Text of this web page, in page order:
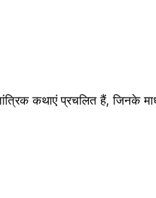
कथाएं प्रचलित हैं, जिनके